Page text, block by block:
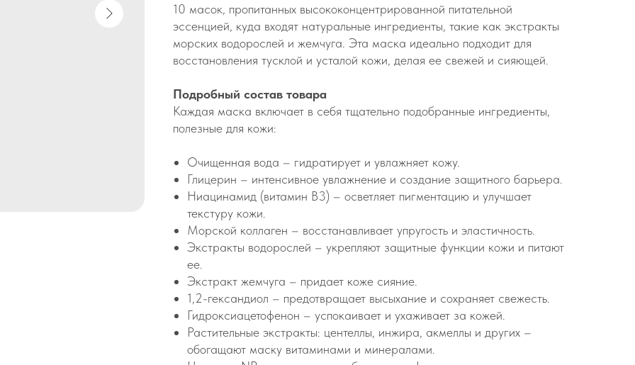
10 масок, пропитанных высококонцентрированной питательной
эссенцией, куда входят натуральные ингредиенты, такие как экстракты
морских водорослей и жемчуга. Эта маска идеально подходит для
восстановления тусклой и усталой кожи, делая ее свежей и сияющей.
Подробный состав товара
Каждая маска включает в себя тщательно подобранные ингредиенты,
полезные для кожи:
Очищенная вода – гидратирует и увлажняет кожу.
Глицерин – интенсивное увлажнение и создание защитного барьера.
Ниацинамид (витамин B3) – осветляет пигментацию и улучшает
текстуру кожи.
Морской коллаген – восстанавливает упругость и эластичность.
Экстракты водорослей – укрепляют защитные функции кожи и питают
ее.
Экстракт жемчуга – придает коже сияние.
1,2-гександиол – предотвращает высыхание и сохраняет свежесть.
Гидроксиацетофенон – успокаивает и ухаживает за кожей.
Растительные экстракты: центеллы, инжира, акмеллы и других –
обогащают маску витаминами и минералами.